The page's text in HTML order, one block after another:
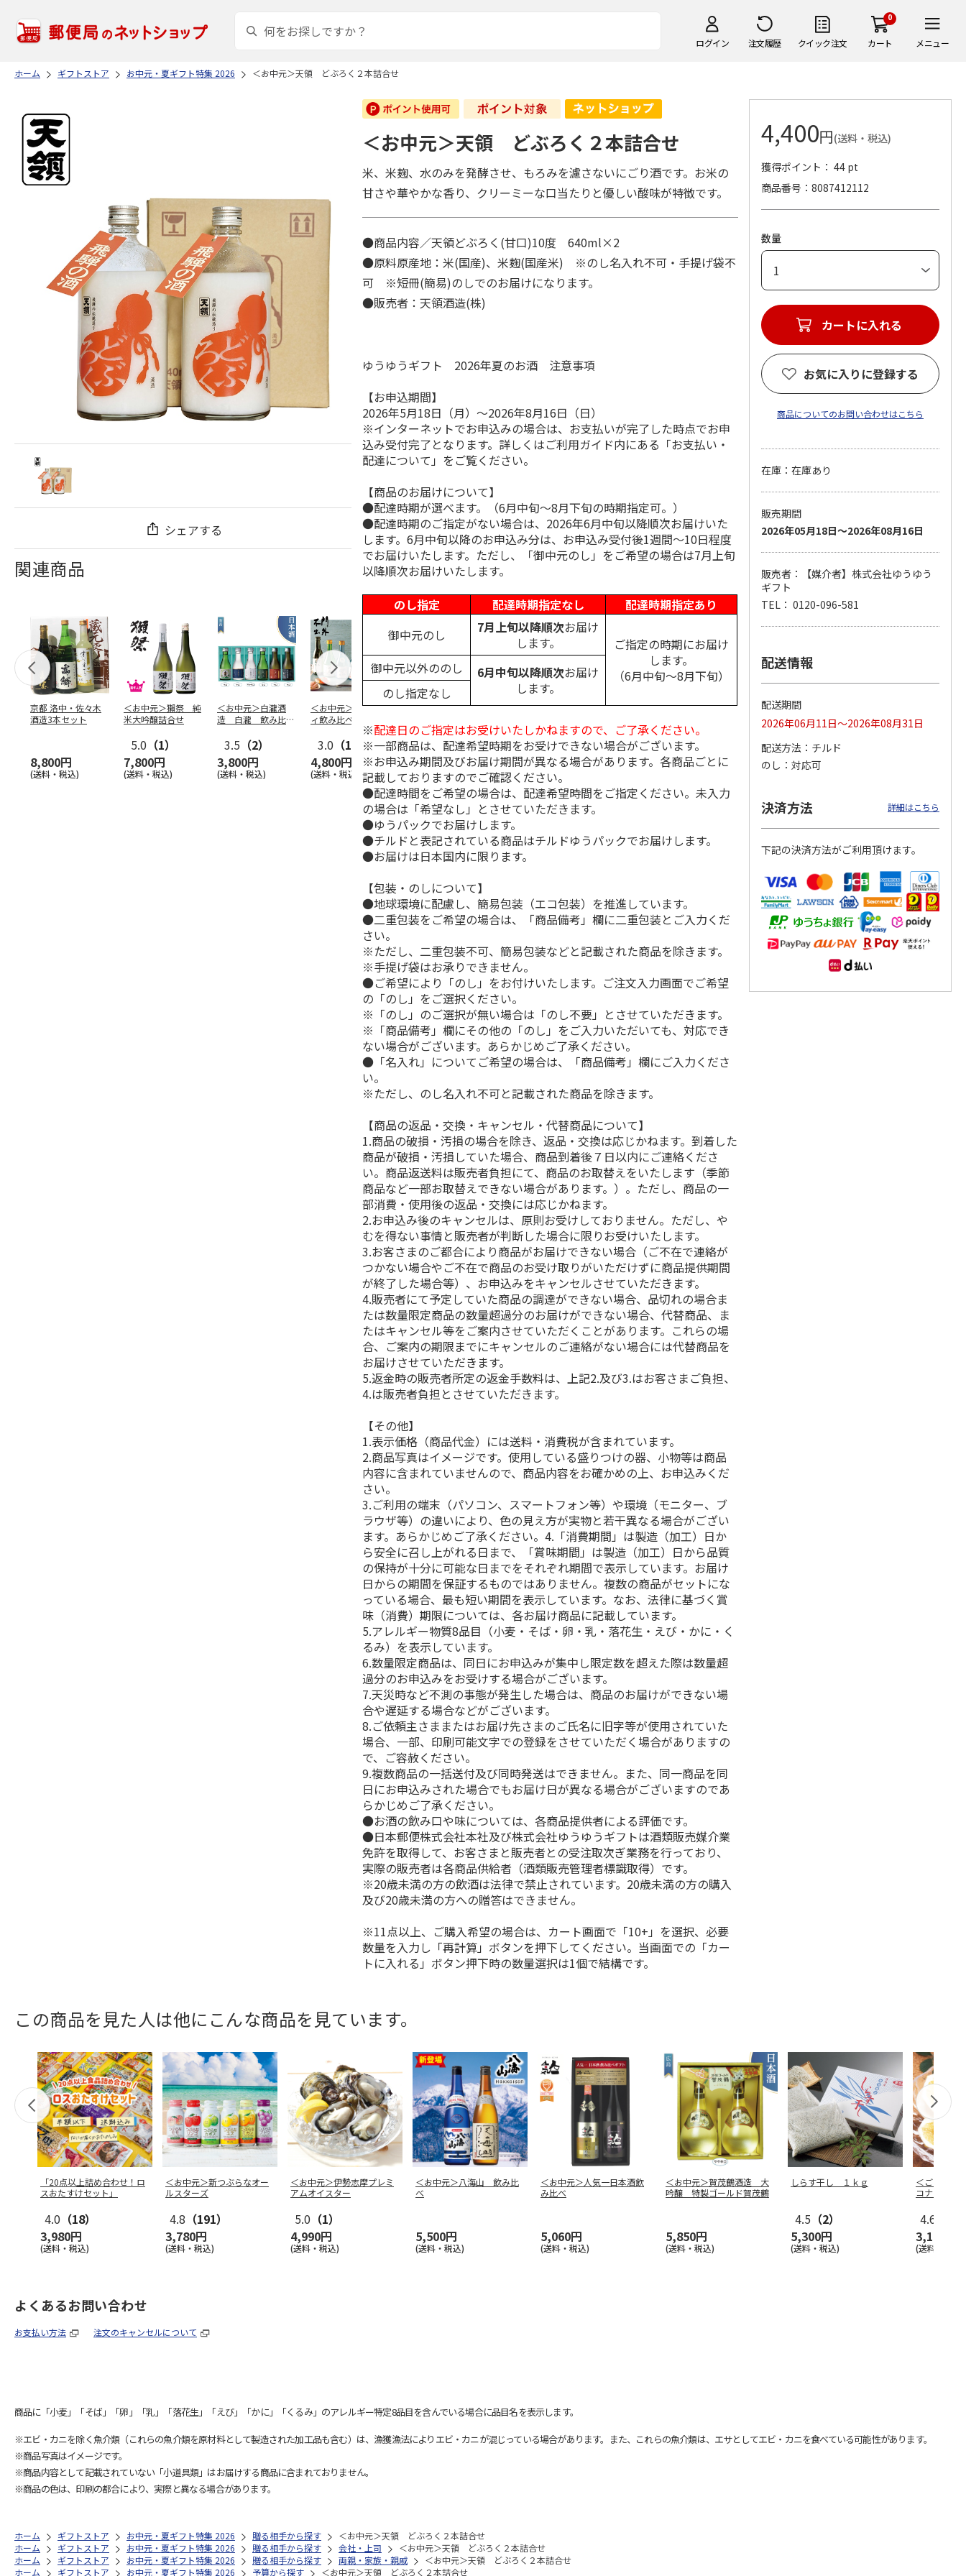
ログイン 注文履歴 クイック注文
0
カート メニュー
ホーム ギフトストア お中元・夏ギフト特集 2026 ＜お中元＞天領 どぶろく２本詰合せ
シェアする
関連商品
京都 洛中・佐々木
酒造3本セット
8,800円
(送料・税込)
＜お中元＞獺祭 純
米大吟醸詰合せ
5.0 （1）
7,800円
(送料・税込)
＜お中元＞白瀧酒
造 白瀧 飲み比べ
3.5 （2）
3,800円
(送料・税込)
＜お中元＞バラエテ
ィ飲み比べ
3.0 （1）
4,800円
(送料・税込)
TAKANOME 火入れ
プバッグなし
5.0（1）
18,700円
(送料・税込)
＜お中元＞獺祭 純
分
8,980円
(送料・税込)
＜お中元＞越乃雪椿
田錦
3,500円
＜お中元＞久保田
飲み比べ
4.0
5,650円
＜お中元＞人気一日
本酒飲み比べ
5,060円
(送料・税込)
新感覚日本酒３品セ
ット（おちょこ付）
＜お中元＞天領 どぶろく２本詰合せ
米、米麹、水のみを発酵させ、もろみを濾さないにごり酒です。お米の
甘さや華やかな香り、クリーミーな口当たりと優しい酸味が特徴です。
●商品内容／天領どぶろく(甘口)10度 640ml×2
●原料原産地：米(国産)、米麹(国産米) ※のし名入れ不可・手提げ袋不
可 ※短冊(簡易)のしでのお届けになります。
●販売者：天領酒造(株)
ゆうゆうギフト 2026年夏のお酒 注意事項
【お申込期間】
2026年5月18日（月）～2026年8月16日（日）
※インターネットでお申込みの場合は、お支払いが完了した時点でお申
込み受付完了となります。詳しくはご利用ガイド内にある「お支払い・
配達について」をご覧ください。
【商品のお届けについて】
●配達時期が選べます。（6月中旬～8月下旬の時期指定可。）
●配達時期のご指定がない場合は、2026年6月中旬以降順次お届けいた
します。6月中旬以降のお申込み分は、お申込み受付後1週間～10日程度
でお届けいたします。ただし、「御中元のし」をご希望の場合は7月上旬
以降順次お届けいたします。
のし指定
配達時期指定なし
配達時期指定あり
御中元のし
7月上旬以降順次お届け
します。
ご指定の時期にお届け
します。
（6月中旬～8月下旬）
御中元以外ののし 6月中旬以降順次お届け
します。
のし指定なし
※配達日のご指定はお受けいたしかねますので、ご了承ください。
※一部商品は、配達希望時期をお受けできない場合がございます。
※お申込み期間及びお届け期間が異なる場合があります。各商品ごとに
記載しておりますのでご確認ください。
●配達時間をご希望の場合は、配達希望時間をご指定ください。未入力
の場合は「希望なし」とさせていただきます。
●ゆうパックでお届けします。
●チルドと表記されている商品はチルドゆうパックでお届けします。
●お届けは日本国内に限ります。
【包装・のしについて】
●地球環境に配慮し、簡易包装（エコ包装）を推進しています。
●二重包装をご希望の場合は、「商品備考」欄に二重包装とご入力くだ
さい。
※ただし、二重包装不可、簡易包装などと記載された商品を除きます。
※手提げ袋はお承りできません。
●ご希望により「のし」をお付けいたします。ご注文入力画面でご希望
の「のし」をご選択ください。
※「のし」のご選択が無い場合は「のし不要」とさせていただきます。
※「商品備考」欄にその他の「のし」をご入力いただいても、対応でき
ない場合がございます。あらかじめご了承ください。
●「名入れ」についてご希望の場合は、「商品備考」欄にご入力くださ
い。
※ただし、のし名入れ不可と記載された商品を除きます。
【商品の返品・交換・キャンセル・代替商品について】
1.商品の破損・汚損の場合を除き、返品・交換は応じかねます。到着した
商品が破損・汚損していた場合、商品到着後７日以内にご連絡くださ
い。商品返送料は販売者負担にて、商品のお取替えをいたします（季節
商品など一部お取替えできない場合があります。）。ただし、商品の一
部消費・使用後の返品・交換には応じかねます。
2.お申込み後のキャンセルは、原則お受けしておりません。ただし、や
むを得ない事情と販売者が判断した場合に限りお受けいたします。
3.お客さまのご都合により商品がお届けできない場合（ご不在で連絡が
つかない場合やご不在で商品のお受け取りがいただけずに商品提供期間
が終了した場合等）、お申込みをキャンセルさせていただきます。
4.販売者にて予定していた商品の調達ができない場合、品切れの場合ま
たは数量限定商品の数量超過分のお届けができない場合、代替商品、ま
たはキャンセル等をご案内させていただくことがあります。これらの場
合、ご案内の期限までにキャンセルのご連絡がない場合には代替商品を
お届けさせていただきます。
5.返金時の販売者所定の返金手数料は、上記2.及び3.はお客さまご負担、
4.は販売者負担とさせていただきます。
【その他】
1.表示価格（商品代金）には送料・消費税が含まれています。
2.商品写真はイメージです。使用している盛りつけの器、小物等は商品
内容に含まれていませんので、商品内容をお確かめの上、お申込みくだ
さい。
3.ご利用の端末（パソコン、スマートフォン等）や環境（モニター、ブ
ラウザ等）の違いにより、色の見え方が実物と若干異なる場合がござい
ます。あらかじめご了承ください。4.「消費期間」は製造（加工）日か
ら安全に召し上がれる日まで、「賞味期間」は製造（加工）日から品質
の保持が十分に可能な日までをそれぞれ期間で表示しています。お届け
日からの期間を保証するものではありません。複数の商品がセットにな
っている場合、最も短い期間を表示しています。なお、法律に基づく賞
味（消費）期限については、各お届け商品に記載しています。
5.アレルギー物質8品目（小麦・そば・卵・乳・落花生・えび・かに・く
るみ）を表示しています。
6.数量限定商品は、同日にお申込みが集中し限定数を超えた際は数量超
過分のお申込みをお受けする場合がございます。
7.天災時など不測の事態が発生した場合は、商品のお届けができない場
合や遅延する場合などがございます。
8.ご依頼主さままたはお届け先さまのご氏名に旧字等が使用されていた
場合、一部、印刷可能文字での登録をさせていただく場合がありますの
で、ご容赦ください。
9.複数商品の一括送付及び同時発送はできません。また、同一商品を同
日にお申込みされた場合でもお届け日が異なる場合がございますのであ
らかじめご了承ください。
●お酒の飲み口や味については、各商品提供者による評価です。
●日本郵便株式会社本社及び株式会社ゆうゆうギフトは酒類販売媒介業
免許を取得して、お客さまと販売者との受注取次ぎ業務を行っており、
実際の販売者は各商品供給者（酒類販売管理者標識取得）です。
※20歳未満の方の飲酒は法律で禁止されています。20歳未満の方の購入
及び20歳未満の方への贈答はできません。
※11点以上、ご購入希望の場合は、カート画面で「10+」を選択、必要
数量を入力し「再計算」ボタンを押下してください。当画面での「カー
トに入れる」ボタン押下時の数量選択は1個で結構です。
4,400円(送料・税込)
獲得ポイント： 44 pt
商品番号
8087412112
数量
カートに入れる
お気に入りに登録する
商品についてのお問い合わせはこちら
在庫：在庫あり
販売期間
2026年05月18日～2026年08月16日
販売者：【媒介者】株式会社ゆうゆう
ギフト
TEL： 0120-096-581
配送情報
配送期間
2026年06月11日～2026年08月31日
配送方法
チルド
のし
対応可
決済方法 詳細はこちら
下記の決済方法がご利用頂けます。
この商品を見た人は他にこんな商品を見ています。
「20点以上詰め合わせ！ロ
スおたすけセット」
4.0 （18）
3,980円
(送料・税込)
＜お中元＞新つぶらなオー
ルスターズ
4.8 （191）
3,780円
(送料・税込)
＜お中元＞伊勢志摩プレミ
アムオイスター
5.0 （1）
4,990円
(送料・税込)
＜お中元＞八海山 飲み比
べ
5,500円
(送料・税込)
＜お中元＞人気一日本酒飲
み比べ
5,060円
(送料・税込)
＜お中元＞賀茂鶴酒造 大
吟醸 特製ゴールド賀茂鶴
5,850円
(送料・税込)
しらす干し １ｋｇ
4.5 （2）
5,300円
(送料・税込)
＜ご自宅用
コナツ）家
4.6
3,140円
(送料・税込)
よくあるお問い合わせ
お支払い方法 注文のキャンセルについて
商品に「小麦」「そば」「卵」「乳」「落花生」「えび」「かに」「くるみ」のアレルギー特定8品目を含んでいる場合に品目名を表示します。
※エビ・カニを除く魚介類（これらの魚介類を原材料として製造された加工品も含む）は、漁獲漁法によりエビ・カニが混じっている場合があります。また、これらの魚介類は、エサとしてエビ・カニを食べている可能性があります。
※商品写真はイメージです。
※商品内容として記載されていない「小道具類」はお届けする商品に含まれておりません。
※商品の色は、印刷の都合により、実際と異なる場合があります。
ホーム ギフトストア お中元・夏ギフト特集 2026 贈る相手から探す
＜お中元＞天領 どぶろく２本詰合せ
ホーム
ギフトストア お中元・夏ギフト特集 2026 贈る相手から探す 会社・上司
＜お中元＞天領 どぶろく２本詰合せ
ホーム
ギフトストア お中元・夏ギフト特集 2026 贈る相手から探す 両親・家族・親戚
＜お中元＞天領 どぶろく２本詰合せ
ホーム
ギフトストア お中元・夏ギフト特集 2026 予算から探す ＜お中元＞天領 どぶろく２本詰合せ